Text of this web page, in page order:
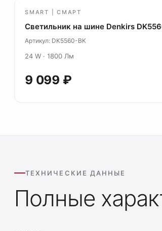
SMART | СМАРТ
Светильник на шине Denkirs
Артикул: DK5560-BK
24 W · 1800 Лм
9 099 ₽
ТЕХНИЧЕСКИЕ ДАННЫЕ
Полные